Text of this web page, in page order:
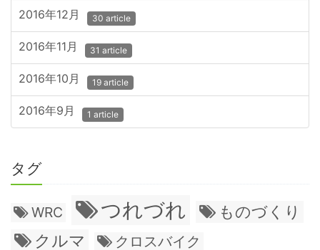
2016年12月 30 article
2016年11月 31 article
2016年10月 19 article
2016年9月 1 article
タグ
WRC つれづれ ものづくり
クルマ クロスバイク